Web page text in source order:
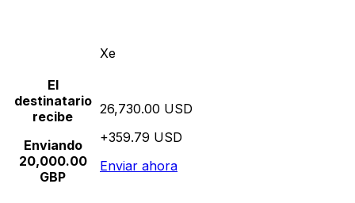
Xe
El
destinatario
recibe
Enviando
20,000.00
GBP
26,730.00 USD
+359.79 USD
Enviar ahora